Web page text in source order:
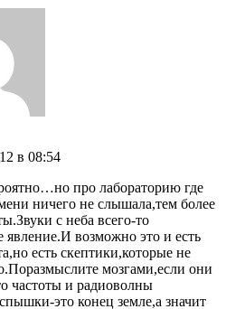
в 08:54
про лабораторию где
ничего не слышала,тем более
с неба всего-то
явление.И возможно это и есть
есть скептики,которые не
мозгами,если они
частоты и радиоволны
это конец земле,а значит